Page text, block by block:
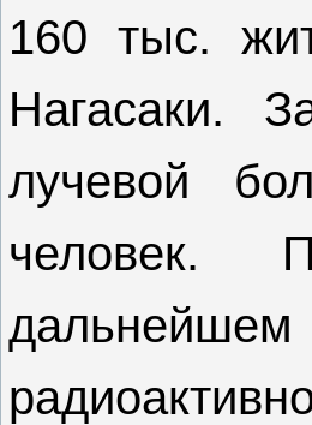
160 тыс.
Нагасаки.
лучевой
человек.
дальнейшем